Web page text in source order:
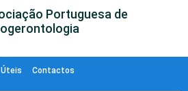
Portuguesa de
Úteis Contactos